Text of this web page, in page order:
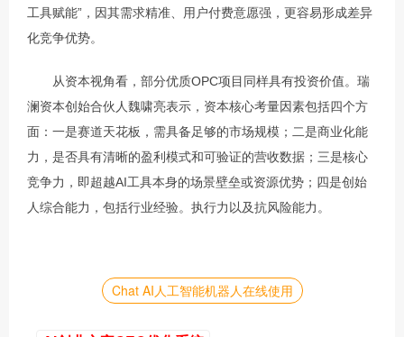
工具赋能”，因其需求精准、用户付费意愿强，更容易形成差异
化竞争优势。
从资本视角看，部分优质OPC项目同样具有投资价值。瑞
澜资本创始合伙人魏啸亮表示，资本核心考量因素包括四个方
面：一是赛道天花板，需具备足够的市场规模；二是商业化能
力，是否具有清晰的盈利模式和可验证的营收数据；三是核心
竞争力，即超越AI工具本身的场景壁垒或资源优势；四是创始
人综合能力，包括行业经验。执行力以及抗风险能力。
Chat AI人工智能机器人在线使用